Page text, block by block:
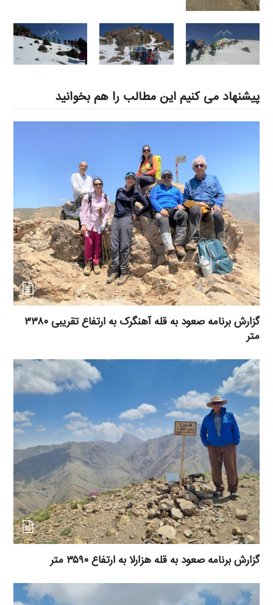
پیشنهاد می کنیم این مطالب را هم بخوانید
گزارش برنامه صعود به قله آهنگرک به ارتفاع تقریبی ۳۳۸۰
متر
گزارش برنامه صعود به قله هزارلا به ارتفاع ۳۵۹۰ متر